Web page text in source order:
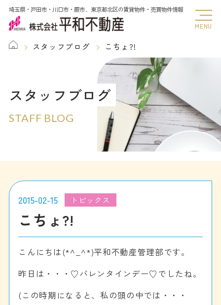
埼玉県・戸田市・川口市・蕨市、東京都北区の賃貸物件・売買物件情報
MENU
スタッフブログ こちょ?!
スタッフブログ
STAFF BLOG
2015-02-15 トピックス
こちょ?!
こんにちは(*^_^*)平和不動産管理部です。
昨日は・・・♡バレンタインデー♡でしたね。
(この時期になると、私の頭の中では・・・